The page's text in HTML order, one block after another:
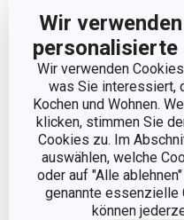
Wir
personalisierte
Wir verwenden
was Sie interessiert,
Kochen und Wohnen.
klicken, stimmen Sie
Cookies zu. Im
auswählen, welche
oder auf "Alle
genannte essenzielle
können
Besteckabtropfkorb
ONLINE
19,90 €
Auf Lager
Warenkorb